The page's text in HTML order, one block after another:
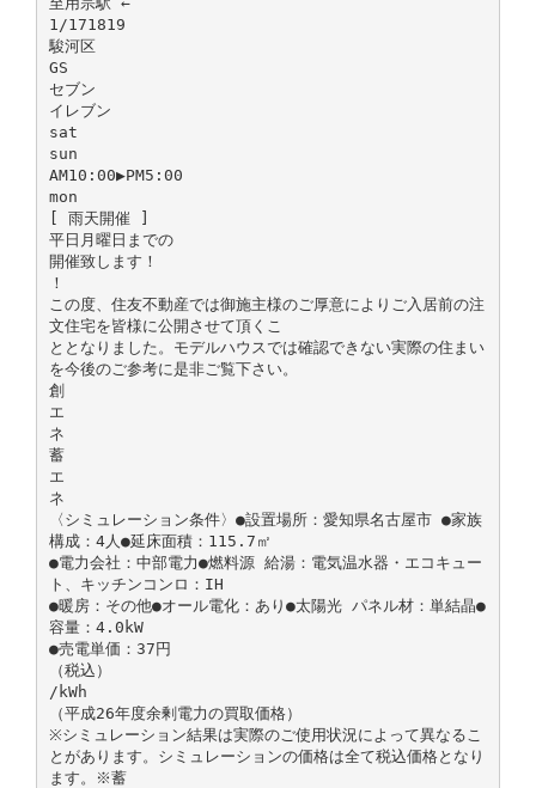
1/171819
駿河区
GS
セブン
イレブン
sat
sun
AM10:00▶PM5:00
mon
[ 雨天開催 ]
平日月曜日までの
開催致します！
！
この度、住友不動産では御施主様のご厚意によりご入居前の注
文住宅を皆様に公開させて頂くこ
ととなりました。モデルハウスでは確認できない実際の住まい
を今後のご参考に是非ご覧下さい。
創
エ
ネ
蓄
エ
ネ
〈シミュレーション条件〉●設置場所：愛知県名古屋市 ●家族
構成：4人●延床面積：115.7㎡
●電力会社：中部電力●燃料源 給湯：電気温水器・エコキュー
ト、キッチンコンロ：IH
●暖房：その他●オール電化：あり●太陽光 パネル材：単結晶●
容量：4.0kW
●売電単価：37円
（税込）
/kWh
（平成26年度余剰電力の買取価格）
※シミュレーション結果は実際のご使用状況によって異なるこ
とがあります。シミュレーションの価格は全て税込価格となり
ます。※蓄